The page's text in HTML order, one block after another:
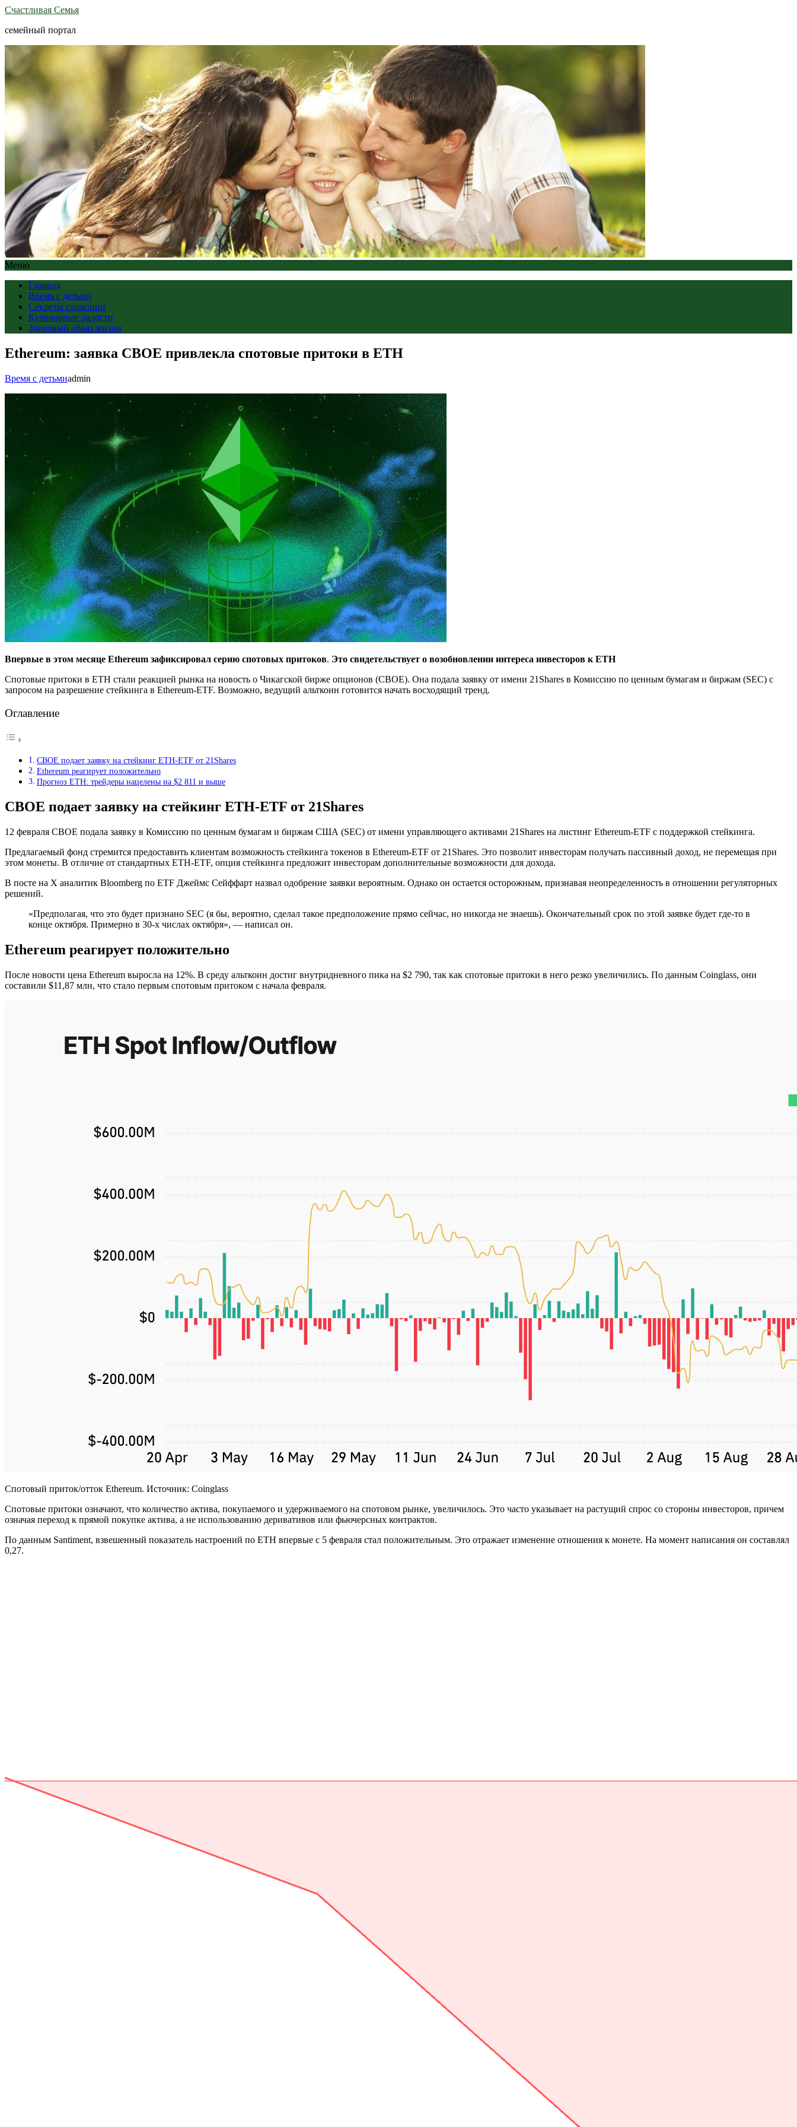
Счастливая Семья
семейный портал
Меню
Главная
Время с детьми
Секреты гармонии
Кулинарные радости
Здоровый образ жизни
Ethereum: заявка CBOE привлекла спотовые притоки в ETH
Время с детьмиadmin
Впервые в этом месяце Ethereum зафиксировал серию спотовых притоков. Это свидетельствует о возобновлении интереса инвесторов к ETH
Спотовые притоки в ETH стали реакцией рынка на новость о Чикагской бирже опционов (CBOE). Она подала заявку от имени 21Shares в Комиссию по ценным бумагам и биржам (SEC) с
запросом на разрешение стейкинга в Ethereum-ETF. Возможно, ведущий альткоин готовится начать восходящий тренд.
Оглавление
CBOE подает заявку на стейкинг ETH-ETF от 21Shares
Ethereum реагирует положительно
Прогноз ETH: трейдеры нацелены на $2 811 и выше
CBOE подает заявку на стейкинг ETH-ETF от 21Shares
12 февраля CBOE подала заявку в Комиссию по ценным бумагам и биржам США (SEC) от имени управляющего активами 21Shares на листинг Ethereum-ETF с поддержкой стейкинга.
Предлагаемый фонд стремится предоставить клиентам возможность стейкинга токенов в Ethereum-ETF от 21Shares. Это позволит инвесторам получать пассивный доход, не перемещая при
этом монеты. В отличие от стандартных ETH-ETF, опция стейкинга предложит инвесторам дополнительные возможности для дохода.
В посте на X аналитик Bloomberg по ETF Джеймс Сейффарт назвал одобрение заявки вероятным. Однако он остается осторожным, признавая неопределенность в отношении регуляторных
решений.
«Предполагая, что это будет признано SEC (я бы, вероятно, сделал такое предположение прямо сейчас, но никогда не знаешь). Окончательный срок по этой заявке будет где-то в
конце октября. Примерно в 30-х числах октября», — написал он.
Ethereum реагирует положительно
После новости цена Ethereum выросла на 12%. В среду альткоин достиг внутридневного пика на $2 790, так как спотовые притоки в него резко увеличились. По данным Coinglass, они
составили $11,87 млн, что стало первым спотовым притоком с начала февраля.
Спотовый приток/отток Ethereum. Источник: Coinglass
Спотовые притоки означают, что количество актива, покупаемого и удерживаемого на спотовом рынке, увеличилось. Это часто указывает на растущий спрос со стороны инвесторов, причем
означая переход к прямой покупке актива, а не использованию деривативов или фьючерсных контрактов.
По данным Santiment, взвешенный показатель настроений по ETH впервые с 5 февраля стал положительным. Это отражает изменение отношения к монете. На момент написания он составлял
0,27.